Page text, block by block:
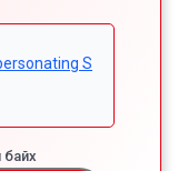
S
байх